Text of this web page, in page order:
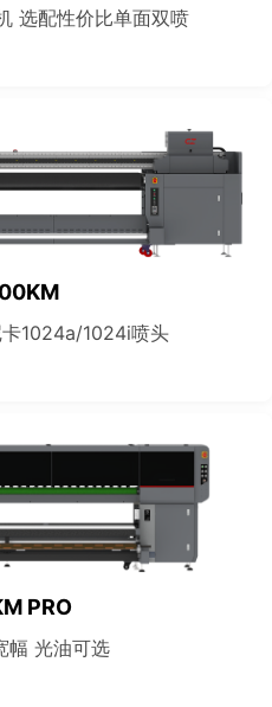
选配性价比单面双喷
1024a/1024i喷头
PRO
幅 光油可选